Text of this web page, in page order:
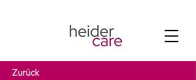
Zurück